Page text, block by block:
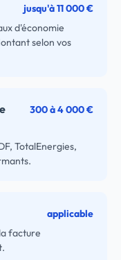
jusqu'à 11 000 €
d'économie
selon vos
300 à 4 000 €
TotalEnergies,
applicable
facture